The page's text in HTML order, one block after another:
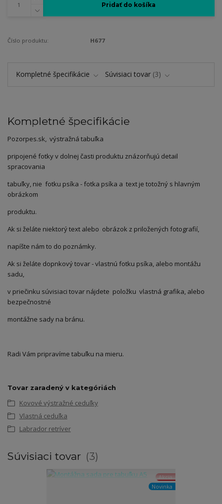
Pridať do košíka
Číslo produktu: H677
Kompletné špecifikácie Súvisiaci tovar 3
Kompletné špecifikácie
Pozorpes.sk, výstražná tabuľka
pripojené fotky v dolnej časti produktu znázorňujú detail
spracovania
tabuľky, nie fotku psíka - fotka psíka a text je totožný s hlavným
obrázkom
produktu.
Ak si želáte niektorý text alebo obrázok z priložených fotografií,
napíšte nám to do poznámky.
Ak si želáte dopnkový tovar - vlastnú fotku psíka, alebo montážu
sadu,
v priečinku súvisiaci tovar nájdete položku vlastná grafika, alebo
bezpečnostné
montážne sady na bránu.
Radi Vám pripravíme tabuľku na mieru.
Tovar zaradený v kategóriách
Kovové výstražné ceduľky
Vlastná ceduľka
Labrador retríver
Súvisiaci tovar 3
Akcia
Novinka